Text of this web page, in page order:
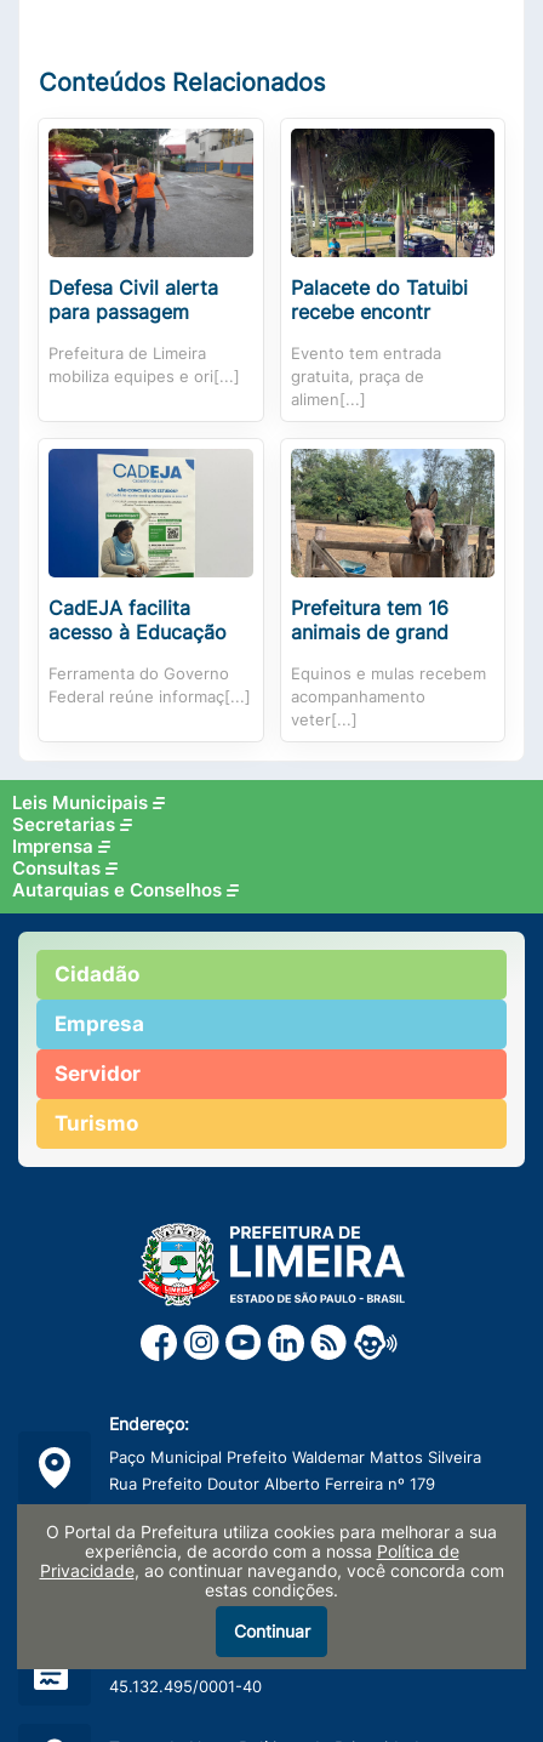
Conteúdos Relacionados
Defesa Civil alerta
para passagem
Prefeitura de Limeira
mobiliza equipes e ori[...]
Palacete do Tatuibi
recebe encontr
Evento tem entrada
gratuita, praça de
alimen[...]
CadEJA facilita
acesso à Educação
Ferramenta do Governo
Federal reúne informaç[...]
Prefeitura tem 16
animais de grand
Equinos e mulas recebem
acompanhamento
veter[...]
Leis Municipais
Secretarias
Imprensa
Consultas
Autarquias e Conselhos
Cidadão
Empresa
Servidor
Turismo
Endereço:
Paço Municipal Prefeito Waldemar Mattos Silveira
Rua Prefeito Doutor Alberto Ferreira nº 179
Centro, Limeira/SP - CEP: 13481-900
Telefone:
(19) 3404-9600
45.132.495/0001-40
O Portal da Prefeitura utiliza cookies para melhorar a sua
experiência, de acordo com a nossa Política de
Privacidade, ao continuar navegando, você concorda com
estas condições.
Continuar